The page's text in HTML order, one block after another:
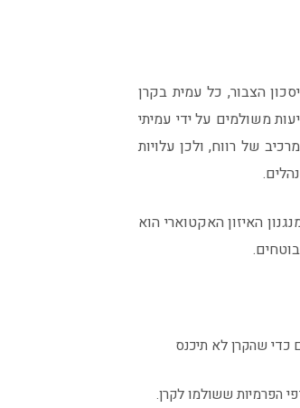
הצבור, כל עמית בקרן
משולמים על ידי עמיתי
של רווח, ולכן עלויות
האיזון האקטוארי הוא
כדי שהקרן לא תיכנס
הפרמיות ששולמו לקרן.